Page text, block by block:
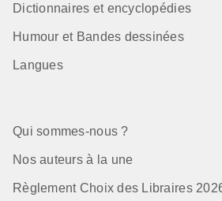
Dictionnaires et encyclopédies
Humour et Bandes dessinées
Langues
Qui sommes-nous ?
Nos auteurs à la une
Règlement Choix des Libraires